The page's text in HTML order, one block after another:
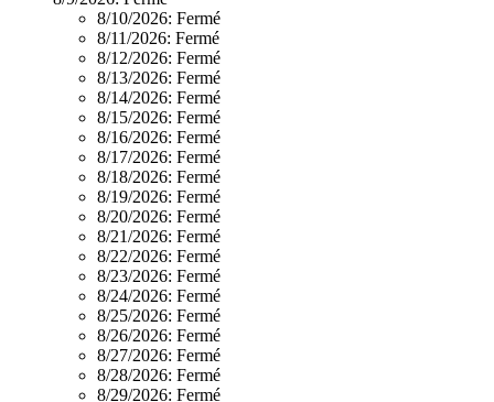
8/10/2026: Fermé
8/11/2026: Fermé
8/12/2026: Fermé
8/13/2026: Fermé
8/14/2026: Fermé
8/15/2026: Fermé
8/16/2026: Fermé
8/17/2026: Fermé
8/18/2026: Fermé
8/19/2026: Fermé
8/20/2026: Fermé
8/21/2026: Fermé
8/22/2026: Fermé
8/23/2026: Fermé
8/24/2026: Fermé
8/25/2026: Fermé
8/26/2026: Fermé
8/27/2026: Fermé
8/28/2026: Fermé
8/29/2026: Fermé